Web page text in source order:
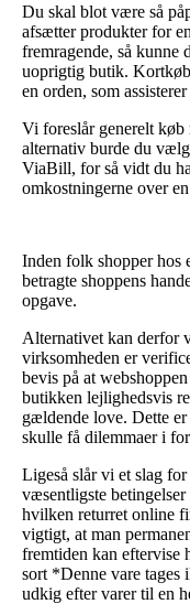
Du skal blot være så
afsætter produkter for
fremragende, så kunne
uoprigtig butik.
en orden, som
Vi foreslår generelt
alternativ burde du
ViaBill, for så vidt du
omkostningerne over
Inden folk shopper hos
betragte shoppens
opgave.
Alternativet kan derfor
virksomheden er
bevis på at
butikken lejlighedsvis
gældende love. Dette
skulle få dilemmaer i
Ligeså slår vi et slag
væsentligste
hvilken returret online
vigtigt, at man
fremtiden kan eftervise
sort *Denne vare tages
udkig efter varer til en